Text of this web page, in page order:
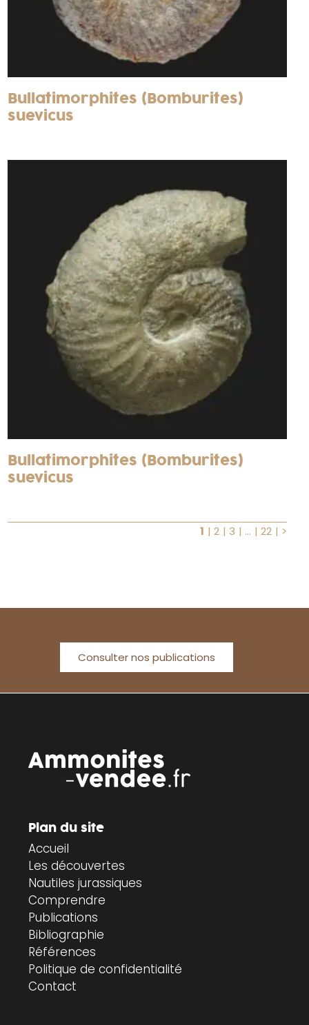
Bullatimorphites (Bomburites)
suevicus
Bullatimorphites (Bomburites)
suevicus
1 2 3 … 22 >
Consulter nos publications
Plan du site
Accueil
Les découvertes
Nautiles jurassiques
Comprendre
Publications
Bibliographie
Références
Politique de confidentialité
Contact